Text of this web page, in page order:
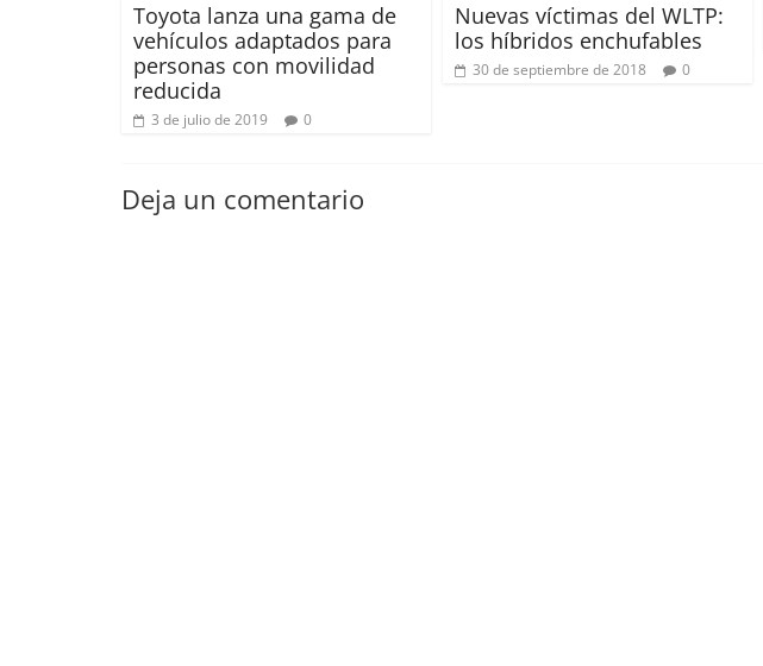
Toyota lanza una gama de
vehículos adaptados para
personas con movilidad
reducida
3 de julio de 2019 0
Nuevas víctimas del WLTP:
los híbridos enchufables
30 de septiembre de 2018 0
Deja un comentario